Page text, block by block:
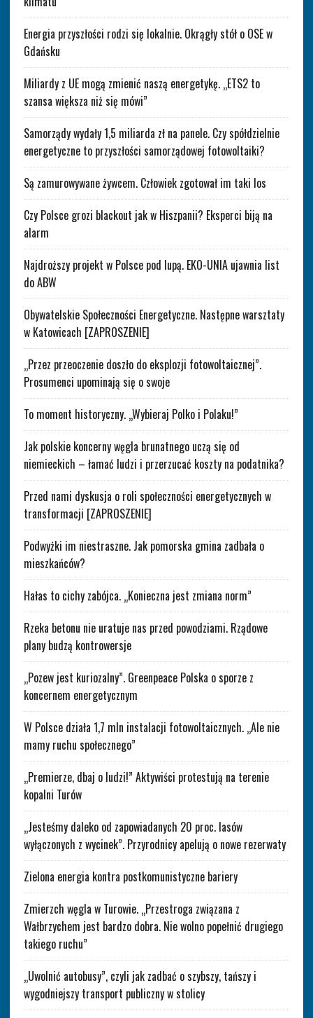
Energia przyszłości rodzi się lokalnie. Okrągły stół o OSE w
Gdańsku
Miliardy z UE mogą zmienić naszą energetykę. „ETS2 to
szansa większa niż się mówi”
Samorządy wydały 1,5 miliarda zł na panele. Czy spółdzielnie
energetyczne to przyszłości samorządowej fotowoltaiki?
Są zamurowywane żywcem. Człowiek zgotował im taki los
Czy Polsce grozi blackout jak w Hiszpanii? Eksperci biją na
alarm
Najdroższy projekt w Polsce pod lupą. EKO-UNIA ujawnia list
do ABW
Obywatelskie Społeczności Energetyczne. Następne warsztaty
w Katowicach [ZAPROSZENIE]
„Przez przeoczenie doszło do eksplozji fotowoltaicznej”.
Prosumenci upominają się o swoje
To moment historyczny. „Wybieraj Polko i Polaku!”
Jak polskie koncerny węgla brunatnego uczą się od
niemieckich – łamać ludzi i przerzucać koszty na podatnika?
Przed nami dyskusja o roli społeczności energetycznych w
transformacji [ZAPROSZENIE]
Podwyżki im niestraszne. Jak pomorska gmina zadbała o
mieszkańców?
Hałas to cichy zabójca. „Konieczna jest zmiana norm”
Rzeka betonu nie uratuje nas przed powodziami. Rządowe
plany budzą kontrowersje
„Pozew jest kuriozalny”. Greenpeace Polska o sporze z
koncernem energetycznym
W Polsce działa 1,7 mln instalacji fotowoltaicznych. „Ale nie
mamy ruchu społecznego”
„Premierze, dbaj o ludzi!” Aktywiści protestują na terenie
kopalni Turów
„Jesteśmy daleko od zapowiadanych 20 proc. lasów
wyłączonych z wycinek”. Przyrodnicy apelują o nowe rezerwaty
Zielona energia kontra postkomunistyczne bariery
Zmierzch węgla w Turowie. „Przestroga związana z
Wałbrzychem jest bardzo dobra. Nie wolno popełnić drugiego
takiego ruchu”
„Uwolnić autobusy”, czyli jak zadbać o szybszy, tańszy i
wygodniejszy transport publiczny w stolicy